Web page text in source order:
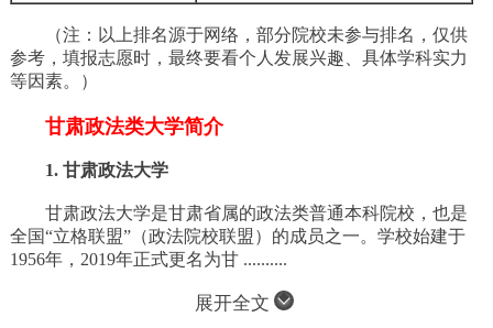
（注：以上排名源于网络，部分院校未参与排名，仅供
参考，填报志愿时，最终要看个人发展兴趣、具体学科实力
等因素。）
甘肃政法类大学简介
1. 甘肃政法大学
甘肃政法大学是甘肃省属的政法类普通本科院校，也是
全国“立格联盟”（政法院校联盟）的成员之一。学校始建于
1956年，2019年正式更名为甘 ..........
展开全文